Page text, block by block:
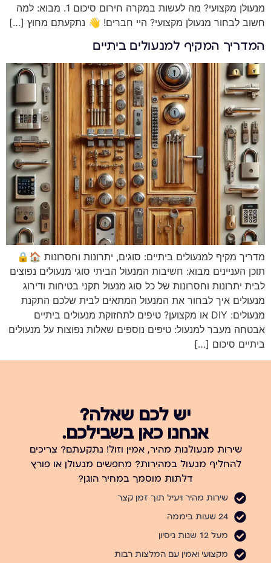
מנעולן מקצועי? מה לעשות במקרה חירום סיכום 1. מבוא: למה
חשוב לבחור מנעולן מקצועי? היי חברים! 👋 נתקעתם מחוץ […]
המדריך המקיף למנעולים ביתיים
מדריך מקיף למנעולים ביתיים: סוגים, יתרונות וחסרונות 🏠🔒
תוכן העניינים מבוא: חשיבות המנעול הביתי סוגי מנעולים נפוצים
לבית יתרונות וחסרונות של כל סוג מנעול תקני בטיחות ודירוג
מנעולים איך לבחור את המנעול המתאים לבית שלכם התקנת
מנעולים: DIY או מקצוען? טיפים לתחזוקת מנעולים ביתיים
אבטחה מעבר למנעול: טיפים נוספים שאלות נפוצות על מנעולים
ביתיים סיכום […]
יש לכם שאלה?
אנחנו כאן בשבילכם.
שירות מנעולנות מהיר, אמין וזול! נתקעתם? צריכים
להחליף מנעול במהירות? מחפשים מנעולן או פורץ
דלתות מוסמך במחיר הוגן?
שירות מהיר ויעיל תוך זמן קצר
24 שעות ביממה
מעל 12 שנות ניסיון
מקצועי ואמין עם המלצות רבות